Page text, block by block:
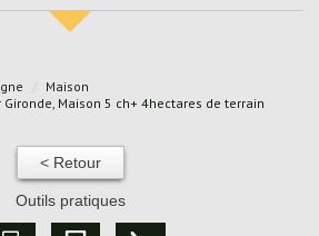
Maison
Maison 5 ch+ 4hectares de terrain
< Retour
Outils pratiques